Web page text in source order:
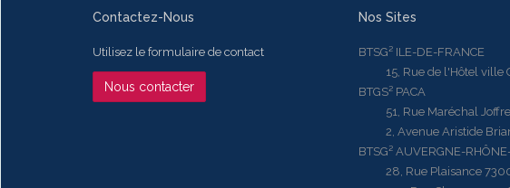
Contactez-Nous
Utilisez le formulaire de contact
Nous contacter
Nos Sites
BTSG² ILE-DE-FRANCE
15, Rue de l'Hôtel ville
BTGS² PACA
51, Rue Maréchal
2, Avenue Aristide
BTSG² AUVERGNE-
28, Rue Plaisance